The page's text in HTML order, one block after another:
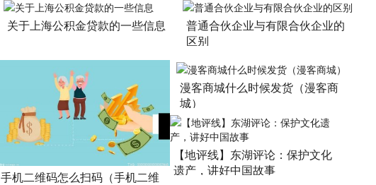
关于上海公积金贷款的一些信息
普通合伙企业与有限合伙企业的
区别
手机二维码怎么扫码（手机二维
漫客商城什么时候发货（漫客商
城）
【地评线】东湖评论：保护文化
遗产，讲好中国故事